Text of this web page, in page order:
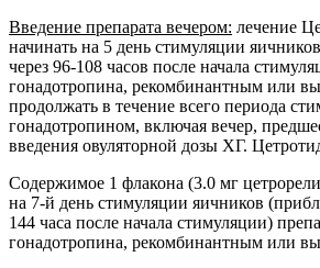
Введение препарата вечером: лечение
начинать на 5 день стимуляции
через 96-108 часов после начала
гонадотропина, рекомбинантным или
продолжать в течение всего периода
гонадотропином, включая вечер,
введения овуляторной дозы ХГ.
Содержимое 1 флакона (3.0 мг
на 7-й день стимуляции яичников
144 часа после начала стимуляции)
гонадотропина, рекомбинантным или